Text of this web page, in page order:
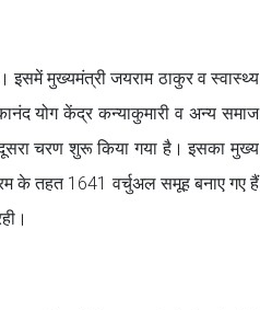
इसमें मुख्यमंत्री जयराम ठाकुर व स्वास्थ्य
योग केंद्र कन्याकुमारी व अन्य समाज
चरण शुरू किया गया है। इसका मुख्य
के तहत 1641 वर्चुअल समूह बनाए गए हैं